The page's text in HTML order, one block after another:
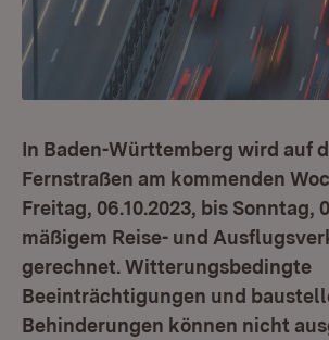
In Baden-Württemberg wird auf
Fernstraßen am kommenden
Freitag, 06.10.2023, bis Sonntag,
mäßigem Reise- und
gerechnet. Witterungsbedingte
Beeinträchtigungen und
Behinderungen können nicht